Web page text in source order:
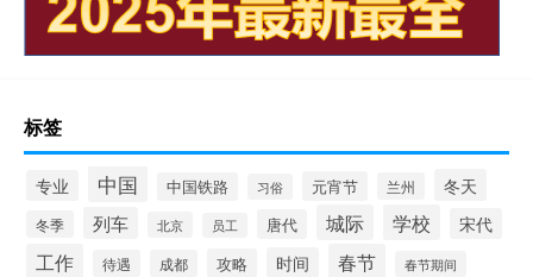
标签
专业 中国 中国铁路 习俗 元宵节 兰州 冬天
冬季 列车 北京 员工 唐代 城际 学校 宋代
工作 待遇 成都 攻略 时间 春节 春节期间